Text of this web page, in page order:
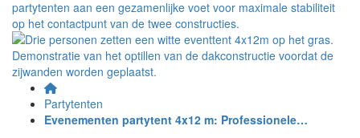
Partytenten
Evenementen partytent 4x12 m: Professionele…